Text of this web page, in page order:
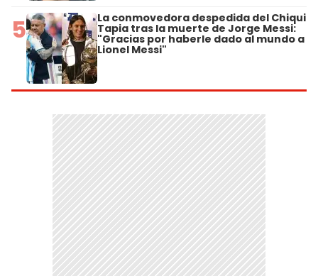
5 La conmovedora despedida del Chiqui
Tapia tras la muerte de Jorge Messi:
"Gracias por haberle dado al mundo a
Lionel Messi"